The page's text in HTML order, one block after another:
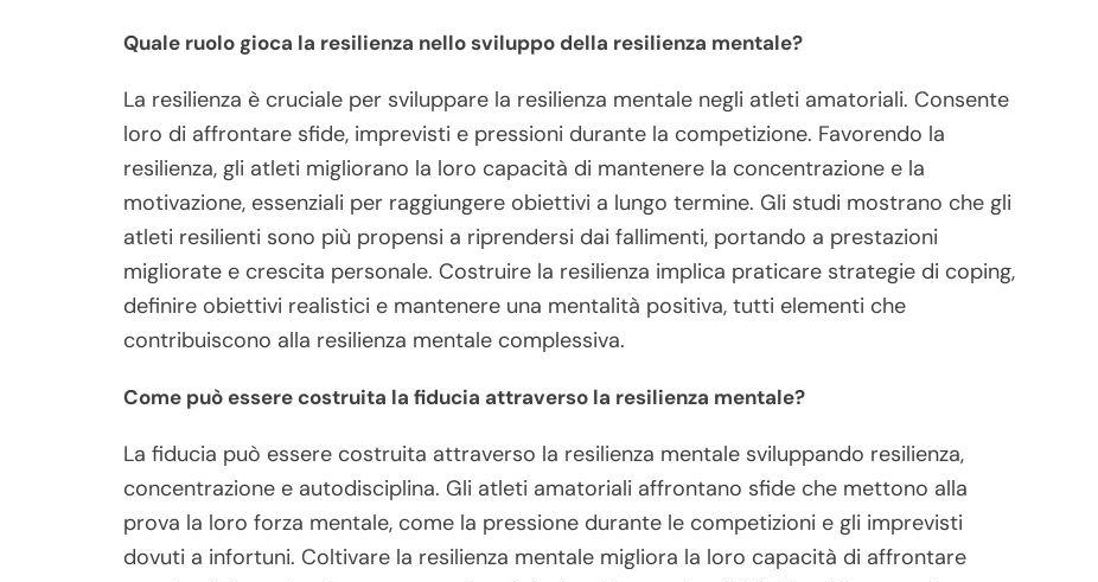
Quale ruolo gioca la resilienza nello sviluppo della resilienza mentale?
La resilienza è cruciale per sviluppare la resilienza mentale negli atleti amatoriali. Consente
loro di affrontare sfide, imprevisti e pressioni durante la competizione. Favorendo la
resilienza, gli atleti migliorano la loro capacità di mantenere la concentrazione e la
motivazione, essenziali per raggiungere obiettivi a lungo termine. Gli studi mostrano che gli
atleti resilienti sono più propensi a riprendersi dai fallimenti, portando a prestazioni
migliorate e crescita personale. Costruire la resilienza implica praticare strategie di coping,
definire obiettivi realistici e mantenere una mentalità positiva, tutti elementi che
contribuiscono alla resilienza mentale complessiva.
Come può essere costruita la fiducia attraverso la resilienza mentale?
La fiducia può essere costruita attraverso la resilienza mentale sviluppando resilienza,
concentrazione e autodisciplina. Gli atleti amatoriali affrontano sfide che mettono alla
prova la loro forza mentale, come la pressione durante le competizioni e gli imprevisti
dovuti a infortuni. Coltivare la resilienza mentale migliora la loro capacità di affrontare